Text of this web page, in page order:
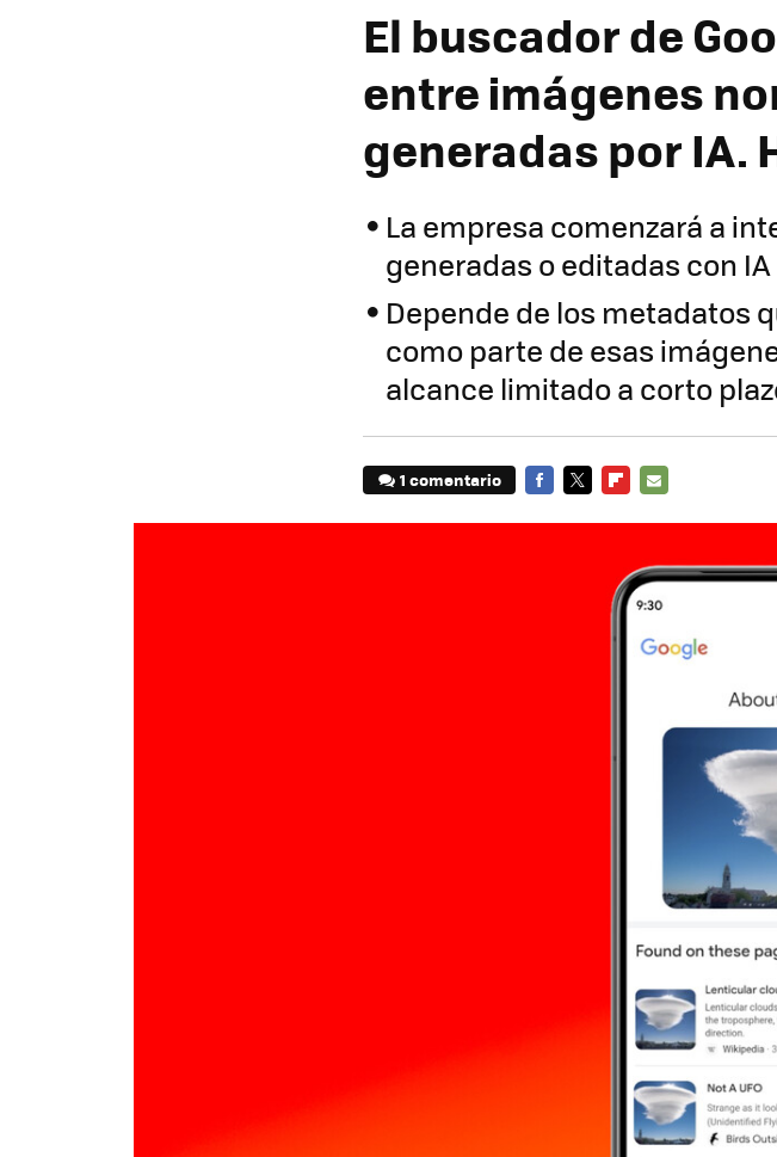
El buscador de
entre imágenes
generadas por IA.
La empresa comenzará a
generadas o editadas con IA
Depende de los metadatos
como parte de esas
alcance limitado a corto
1 comentario